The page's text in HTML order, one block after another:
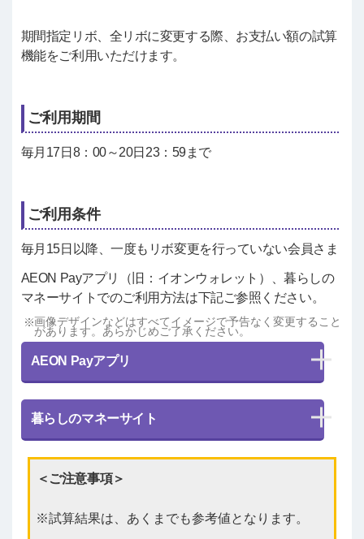
期間指定リボ、全リボに変更する際、お支払い額の試算
機能をご利用いただけます。
ご利用期間
毎月17日8：00～20日23：59まで
ご利用条件
毎月15日以降、一度もリボ変更を行っていない会員さま
AEON Payアプリ（旧：イオンウォレット）、暮らしの
マネーサイトでのご利用方法は下記ご参照ください。
画像デザインなどはすべてイメージで予告なく変更すること
があります。あらかじめご了承ください。
AEON Payアプリ
暮らしのマネーサイト
＜ご注意事項＞
試算結果は、あくまでも参考値となります。